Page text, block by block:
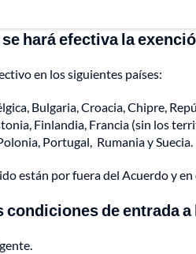
hará efectiva la
en los siguientes países:
Bulgaria, Croacia, Chipre,
Finlandia, Francia (sin los
Portugal, Rumania y Suecia.
están por fuera del Acuerdo y
condiciones de entrada